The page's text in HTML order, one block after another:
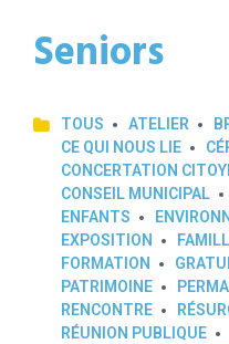
Seniors
TOUS ATELIER
CE QUI NOUS LIE
CONCERTATION
CONSEIL MUNICIPAL
ENFANTS
EXPOSITION
FORMATION
PATRIMOINE
RENCONTRE
RÉUNION PUBLIQUE